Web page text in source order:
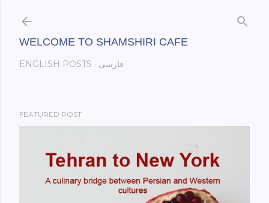
WELCOME TO SHAMSHIRI CAFE
ENGLISH POSTS فارسی
FEATURED POST